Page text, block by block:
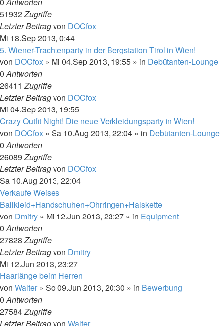
51932Zugriffe
Letzter Beitragvon DOCfox
Mi 18.Sep 2013, 0:44
5. Wiener-Trachtenparty in der Bergstation Tirol in Wien!
von DOCfox » Mi 04.Sep 2013, 19:55 » in Debütanten-Lounge
0Antworten
26411Zugriffe
Letzter Beitragvon DOCfox
Mi 04.Sep 2013, 19:55
Crazy Outfit Night! Die neue Verkleidungsparty in Wien!
von DOCfox » Sa 10.Aug 2013, 22:04 » in Debütanten-Lounge
0Antworten
26089Zugriffe
Letzter Beitragvon DOCfox
Sa 10.Aug 2013, 22:04
Verkaufe Weises
Ballkleid+Handschuhen+Ohrringen+Halskette
von Dmitry » Mi 12.Jun 2013, 23:27 » in Equipment
0Antworten
27828Zugriffe
Letzter Beitragvon Dmitry
Mi 12.Jun 2013, 23:27
Haarlänge beim Herren
von Walter » So 09.Jun 2013, 20:30 » in Bewerbung
0Antworten
27584Zugriffe
Letzter Beitragvon Walter